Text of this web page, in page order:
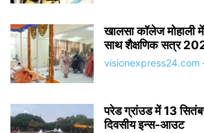
खालसा कॉलेज
साथ शैक्षणिक सत्र
visionexpress24.com
परेड ग्रांउड में 13
दिवसीय इन्स-आउट